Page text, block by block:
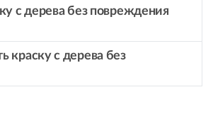
с дерева без повреждения
краску с дерева без